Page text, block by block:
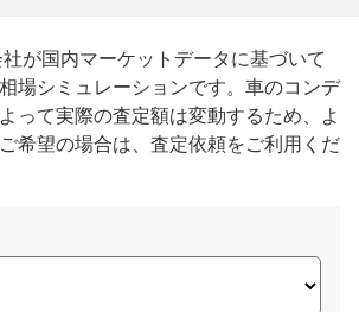
が国内マーケットデータに基づいて
場シミュレーションです。車のコンデ
って実際の査定額は変動するため、よ
希望の場合は、査定依頼をご利用くだ